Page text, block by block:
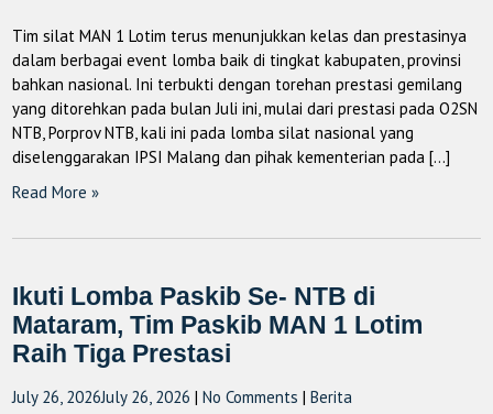
Tim silat MAN 1 Lotim terus menunjukkan kelas dan prestasinya
dalam berbagai event lomba baik di tingkat kabupaten, provinsi
bahkan nasional. Ini terbukti dengan torehan prestasi gemilang
yang ditorehkan pada bulan Juli ini, mulai dari prestasi pada O2SN
NTB, Porprov NTB, kali ini pada lomba silat nasional yang
diselenggarakan IPSI Malang dan pihak kementerian pada […]
Read More »
Ikuti Lomba Paskib Se- NTB di
Mataram, Tim Paskib MAN 1 Lotim
Raih Tiga Prestasi
July 26, 2026July 26, 2026 |No Comments |Berita